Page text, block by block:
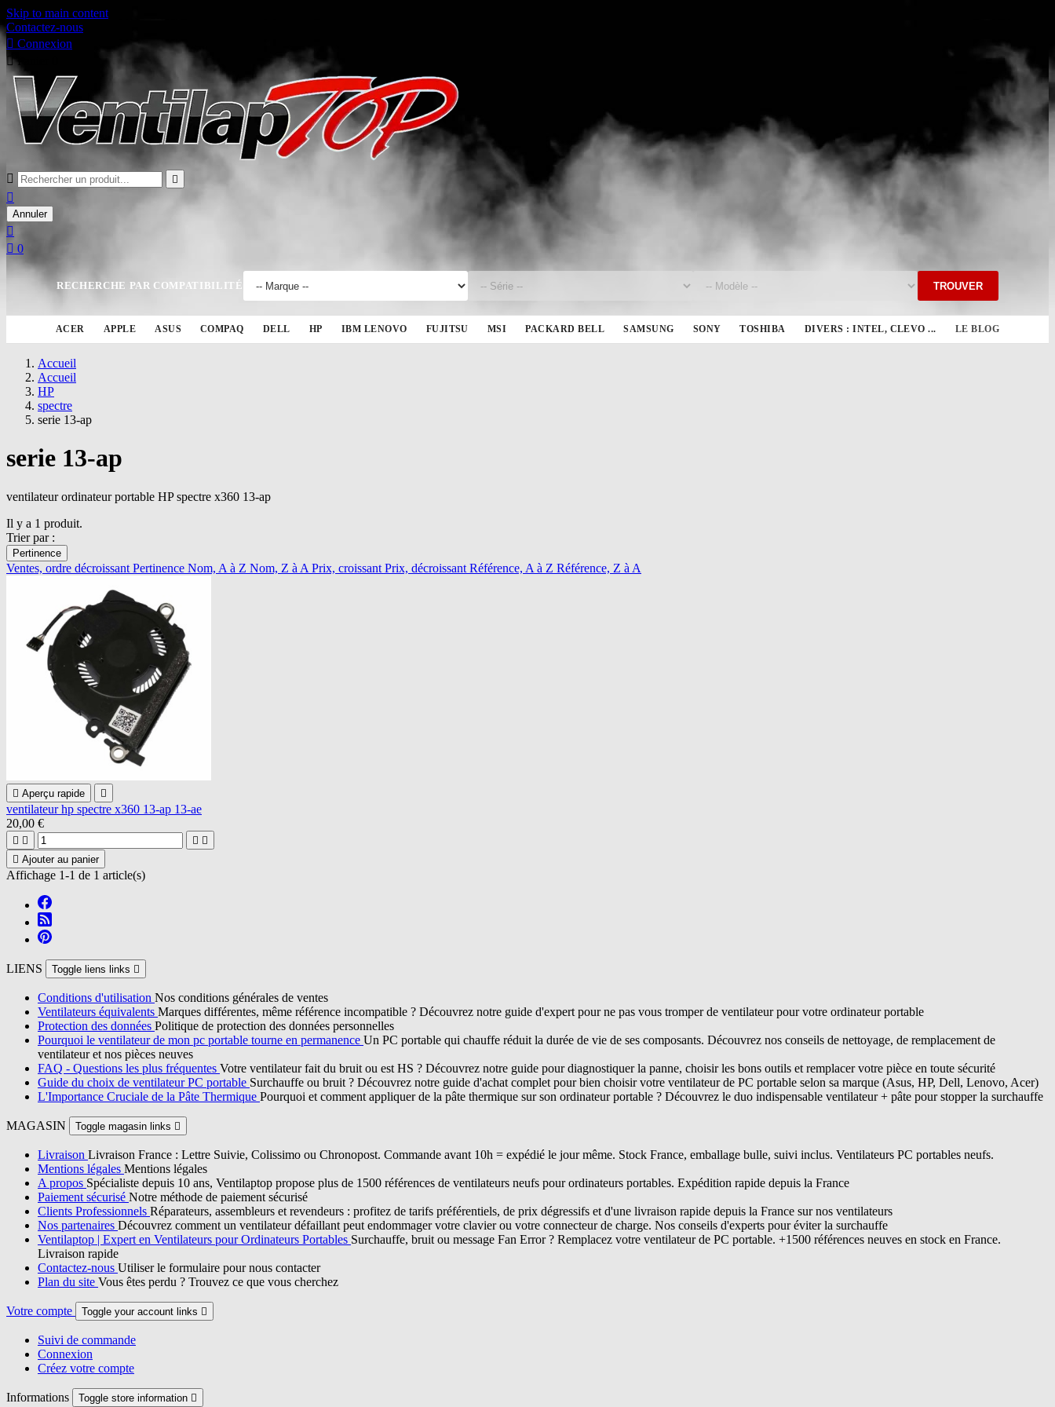
Skip to main content
Contactez-nous
 Connexion
 Panier
 

Annuler

 0
RECHERCHE PAR COMPATIBILITÉ TROUVER
ACER APPLE ASUS COMPAQ DELL HP IBM LENOVO FUJITSU MSI PACKARD BELL SAMSUNG SONY TOSHIBA DIVERS : INTEL, CLEVO ... LE BLOG
Accueil
Accueil
HP
spectre
serie 13-ap
serie 13-ap
ventilateur ordinateur portable HP spectre x360 13-ap
Il y a 1 produit.
Trier par :
Pertinence
Ventes, ordre décroissant Pertinence Nom, A à Z Nom, Z à A Prix, croissant Prix, décroissant Référence, A à Z Référence, Z à A
 Aperçu rapide 
ventilateur hp spectre x360 13-ap 13-ae
20,00 €
   
 Ajouter au panier
Affichage 1-1 de 1 article(s)
LIENS Toggle liens links 
Conditions d'utilisation Nos conditions générales de ventes
Ventilateurs équivalents Marques différentes, même référence incompatible ? Découvrez notre guide d'expert pour ne pas vous tromper de ventilateur pour votre ordinateur portable
Protection des données Politique de protection des données personnelles
Pourquoi le ventilateur de mon pc portable tourne en permanence Un PC portable qui chauffe réduit la durée de vie de ses composants. Découvrez nos conseils de nettoyage, de remplacement de
ventilateur et nos pièces neuves
FAQ - Questions les plus fréquentes Votre ventilateur fait du bruit ou est HS ? Découvrez notre guide pour diagnostiquer la panne, choisir les bons outils et remplacer votre pièce en toute sécurité
Guide du choix de ventilateur PC portable Surchauffe ou bruit ? Découvrez notre guide d'achat complet pour bien choisir votre ventilateur de PC portable selon sa marque (Asus, HP, Dell, Lenovo, Acer)
L'Importance Cruciale de la Pâte Thermique Pourquoi et comment appliquer de la pâte thermique sur son ordinateur portable ? Découvrez le duo indispensable ventilateur + pâte pour stopper la surchauffe
MAGASIN Toggle magasin links 
Livraison Livraison France : Lettre Suivie, Colissimo ou Chronopost. Commande avant 10h = expédié le jour même. Stock France, emballage bulle, suivi inclus. Ventilateurs PC portables neufs.
Mentions légales Mentions légales
A propos Spécialiste depuis 10 ans, Ventilaptop propose plus de 1500 références de ventilateurs neufs pour ordinateurs portables. Expédition rapide depuis la France
Paiement sécurisé Notre méthode de paiement sécurisé
Clients Professionnels Réparateurs, assembleurs et revendeurs : profitez de tarifs préférentiels, de prix dégressifs et d'une livraison rapide depuis la France sur nos ventilateurs
Nos partenaires Découvrez comment un ventilateur défaillant peut endommager votre clavier ou votre connecteur de charge. Nos conseils d'experts pour éviter la surchauffe
Ventilaptop | Expert en Ventilateurs pour Ordinateurs Portables Surchauffe, bruit ou message Fan Error ? Remplacez votre ventilateur de PC portable. +1500 références neuves en stock en France.
Livraison rapide
Contactez-nous Utiliser le formulaire pour nous contacter
Plan du site Vous êtes perdu ? Trouvez ce que vous cherchez
Votre compte Toggle your account links 
Suivi de commande
Connexion
Créez votre compte
Informations Toggle store information 